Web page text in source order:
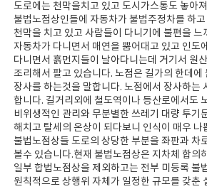
도로에는 천막을치고 있고 도시가스통도 놓아
불법노점상인들에 자동차가 불법주정차를 하
천막을 치고 있고 사람들이 다니기에 불편을 느
자동차가 다니면서 매연을 뿜어대고 있고 인도
다니면서 흙먼지들이 날아다니는데 거기서 원
조리해서 팔고 있습니다. 노점은 길가의 한데에
장사를 하는것을 말합니다. 노점에서 장사하는
합니다. 길거리외에 철도역이나 등산로에서도
비위생적인 관리와 무분별한 쓰레기 대량 투기
해치고 탈세의 온상이 되다보니 인식이 매우 나
불법노점상들 도로의 상당한 부분을 좌판과 차
볼수 있습니다.현재 불법노점상은 지차체 합의
일부 합법노점상을 제외하고는 전부 미등록 불
원칙적으로 상행위 자체가 일정한 규모를 갖춘